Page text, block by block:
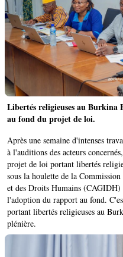
Libertés religieuses au
au fond du projet de loi.
Après une semaine d'intenses
à l'auditions des acteurs
projet de loi portant libertés
sous la houlette de la
et des Droits Humains
l'adoption du rapport au fond.
portant libertés religieuses au
plénière.